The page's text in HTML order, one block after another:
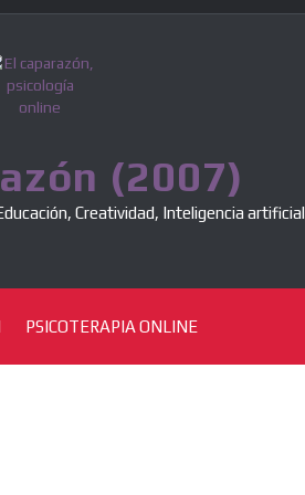
(2007)
Creatividad, Inteligencia artificial
PSICOTERAPIA ONLINE